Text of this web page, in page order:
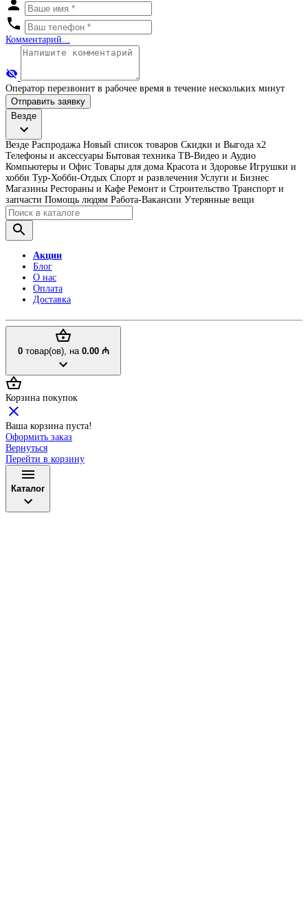
Комментарий...
Оператор перезвонит в рабочее время в течение нескольких минут
Отправить заявку
Везде
Везде Распродажа Новый список товаров Скидки и Выгода x2
Телефоны и аксессуары Бытовая техника ТВ-Видео и Аудио
Компьютеры и Офис Товары для дома Красота и Здоровье Игрушки и
хобби Тур-Хобби-Отдых Спорт и развлечения Услуги и Бизнес
Магазины Рестораны и Кафе Ремонт и Строительство Транспорт и
запчасти Помощь людям Работа-Вакансии Утерянные вещи
Акции
Блог
О нас
Оплата
Доставка
0товар(ов), на 0.00 ₼
Корзина покупок
Ваша корзина пуста!
Оформить заказ
Вернуться
Перейти в корзину
Каталог